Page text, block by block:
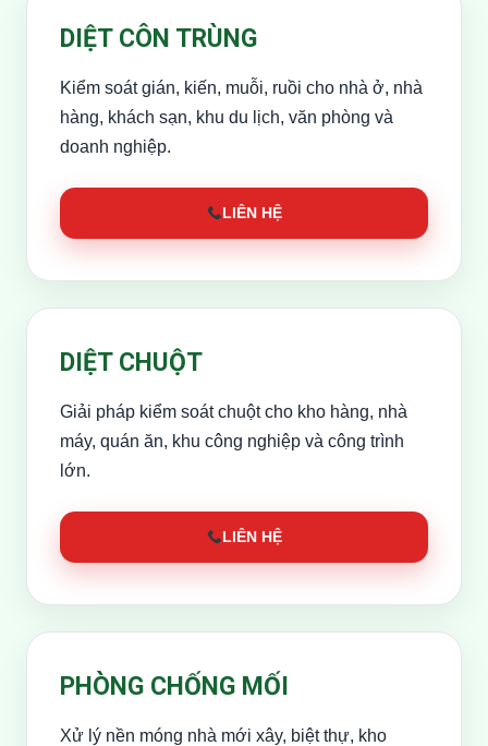
DIỆT CÔN TRÙNG
Kiểm soát gián, kiến, muỗi, ruồi cho nhà ở, nhà
hàng, khách sạn, khu du lịch, văn phòng và
doanh nghiệp.
LIÊN HỆ
DIỆT CHUỘT
Giải pháp kiểm soát chuột cho kho hàng, nhà
máy, quán ăn, khu công nghiệp và công trình
lớn.
LIÊN HỆ
PHÒNG CHỐNG MỐI
Xử lý nền móng nhà mới xây, biệt thự, kho